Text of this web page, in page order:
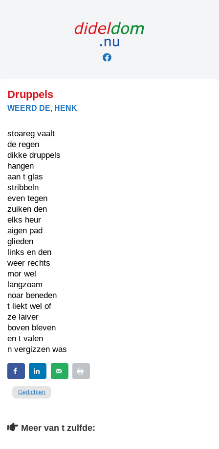
Druppels
WEERD DE, HENK
stoareg vaalt
de regen
dikke druppels
hangen
aan t glas
stribbeln
even tegen
zuiken den
elks heur
aigen pad
glieden
links en den
weer rechts
mor wel
langzoam
noar beneden
t liekt wel of
ze laiver
boven bleven
en t valen
n vergizzen was
Gedichten
Meer van t zulfde: